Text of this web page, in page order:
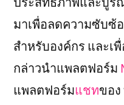
มาเพื่อลดความซับซ้
สำหรับองค์กร และเ
กล่าวนำแพลตฟอร์ม
แพลตฟอร์มแชทขอ